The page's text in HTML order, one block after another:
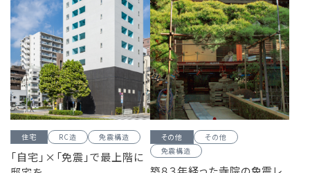
住宅 RC造 免震構造
「自宅」×「免震」で最上階に
その他
その他
免震構造